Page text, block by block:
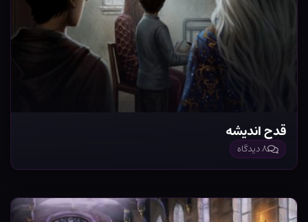
قدح اندیشه
۸ دیدگاه